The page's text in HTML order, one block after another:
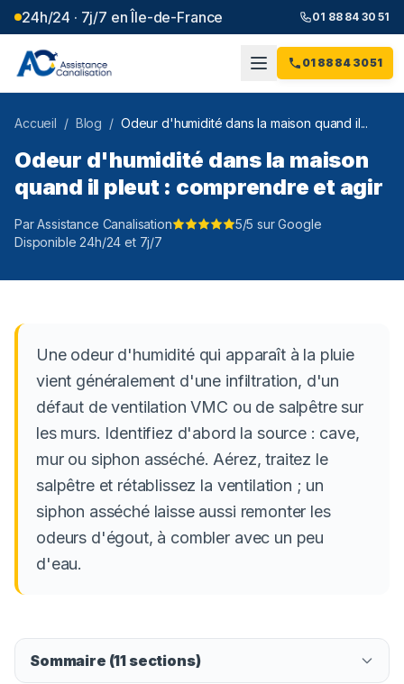
24h/24 · 7j/7 en Île-de-France 01 88 84 30 51
01 88 84 30 51
Accueil / Blog / Odeur d'humidité dans la maison quand il...
Odeur d'humidité dans la maison
quand il pleut : comprendre et agir
Par Assistance Canalisation
5/5 sur Google
Disponible 24h/24 et 7j/7
Une odeur d'humidité qui apparaît à la pluie
vient généralement d'une infiltration, d'un
défaut de ventilation VMC ou de salpêtre sur
les murs. Identifiez d'abord la source : cave,
mur ou siphon asséché. Aérez, traitez le
salpêtre et rétablissez la ventilation ; un
siphon asséché laisse aussi remonter les
odeurs d'égout, à combler avec un peu
d'eau.
Sommaire (11 sections)